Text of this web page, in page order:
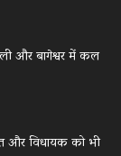
और बागेश्वर में कल
और विधायक को भी